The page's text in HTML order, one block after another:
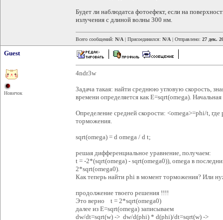
Будет ли наблюдатса фотоефект, если на
излучения с длиной волны 300 нм.
Всего сообщений: N/A | Присоединился: N/A | Отправлено: 27 дек.
Guest
Новичок
4ndr3w
Задача такая: найти среднюю угловую скорость,
времени определяется как E=sqrt(omega).
Определение средней скорости: <omega>=phi/t,
торможения.
sqrt(omega) = d omega / d t;
решая дифференциальное уравнение, получаем:
t = -2*(sqrt(omega) - sqrt(omega0)), omega в
2*sqrt(omega0).
Как теперь найти phi в момент торможения? Или
продолжение твоего решения !!!!
Это верно t = 2*sqrt(omega0)
далее из E=sqrt(omega) записываем
dw/dt=sqrt(w) -> dw/d(phi) * d(phi)/dt=sqrt(w) ->